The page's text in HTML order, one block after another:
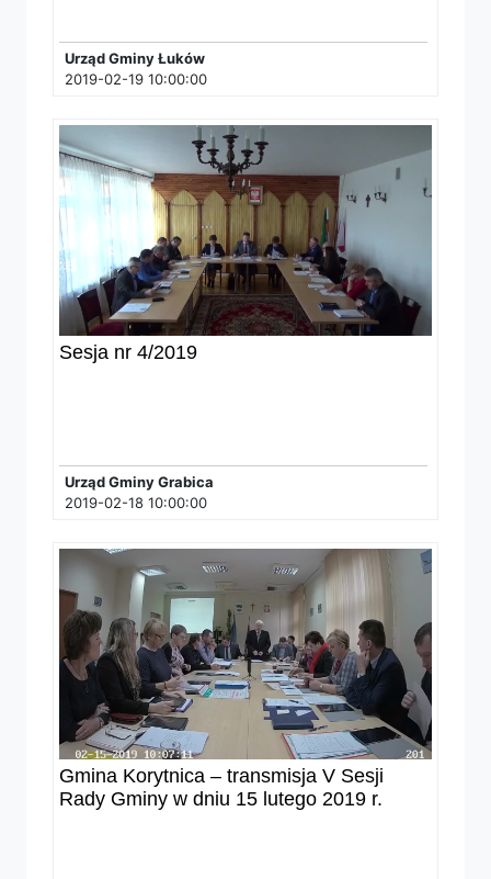
Urząd Gminy Łuków
2019-02-19 10:00:00
Sesja nr 4/2019
Urząd Gminy Grabica
2019-02-18 10:00:00
Gmina Korytnica – transmisja V Sesji
Rady Gminy w dniu 15 lutego 2019 r.